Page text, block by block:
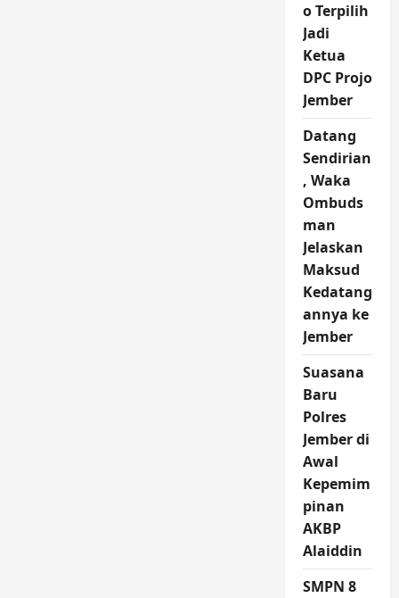
o Terpilih
Jadi
Ketua
DPC Projo
Jember
Datang
Sendirian
, Waka
Ombuds
man
Jelaskan
Maksud
Kedatang
annya ke
Jember
Suasana
Baru
Polres
Jember di
Awal
Kepemim
pinan
AKBP
Alaiddin
SMPN 8